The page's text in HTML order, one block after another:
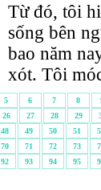
Từ đó, tôi
sống bên
bao năm
xót. Tôi
5 6 7 8
26 27 28 29
48 49 50 51
70 71 72 73
92 93 94 95